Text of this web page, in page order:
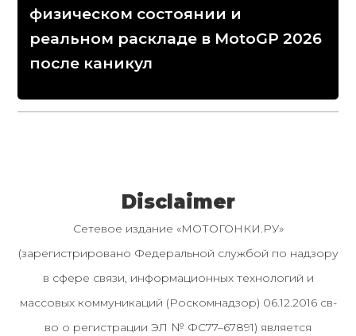
физическом состоянии и
реальном раскладе в MotoGP 2026
после каникул
Disclaimer
Сетевое издание «МОТОГОНКИ.РУ»
(зарегистрировано Федеральной службой по надзору
в сфере связи, информационных технологий и
массовых коммуникаций (Роскомнадзор) 06.12.2016 св-
во о регистрации ЭЛ № ФС77–67891) является